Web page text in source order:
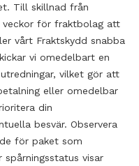
Till skillnad från
veckor för fraktbolag att
vårt Fraktskydd snabba
vi omedelbart en
vilket gör att
eller omedelbar
din
besvär. Observera
för paket som
visar